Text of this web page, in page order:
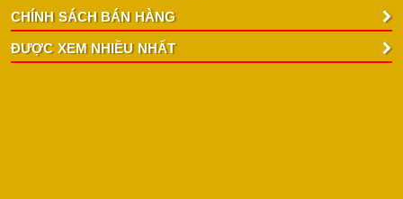
CHÍNH SÁCH BÁN HÀNG
ĐƯỢC XEM NHIỀU NHẤT